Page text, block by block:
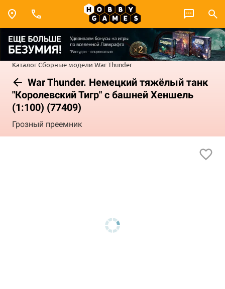
КаталогСборные модели War Thunder
War Thunder. Немецкий тяжёлый танк
"Королевский Тигр" с башней Хеншель
(1:100) (77409)
Грозный преемник